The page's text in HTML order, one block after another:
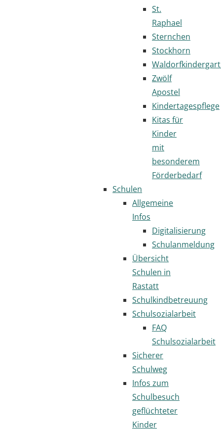
St.
Raphael
Sternchen
Stockhorn
Zwölf
Apostel
Kindertagespflege
Kitas für
Kinder
mit
besonderem
Förderbedarf
Schulen
Allgemeine
Infos
Digitalisierung
Schulanmeldung
Übersicht
Schulen in
Rastatt
Schulkindbetreuung
Schulsozialarbeit
FAQ
Schulsozialarbeit
Sicherer
Schulweg
Infos zum
Schulbesuch
geflüchteter
Kinder